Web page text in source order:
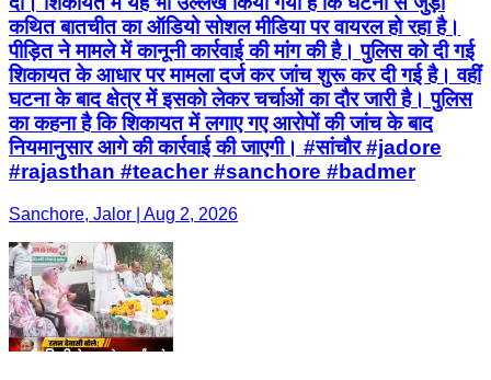
कथित बातचीत का ऑडियो सोशल मीडिया पर वायरल हो रहा है।
पीड़ित ने मामले में कानूनी कार्रवाई की मांग की है। पुलिस को दी गई
शिकायत के आधार पर मामला दर्ज कर जांच शुरू कर दी गई है। वहीं
घटना के बाद क्षेत्र में इसको लेकर चर्चाओं का दौर जारी है। पुलिस
का कहना है कि शिकायत में लगाए गए आरोपों की जांच के बाद
नियमानुसार आगे की कार्रवाई की जाएगी। #सांचौर #jadore
#rajasthan #teacher #sanchore #badmer
Sanchore, Jalor | Aug 2, 2026